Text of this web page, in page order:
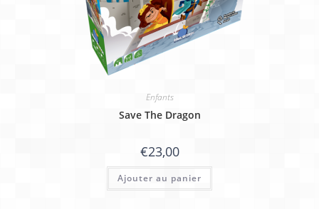
Enfants
Save The Dragon
€23,00
Ajouter au panier